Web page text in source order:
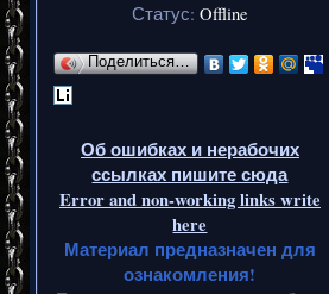
Статус: Offline
Поделиться…
Об ошибках и нерабочих
ссылках пишите сюда
Error and non-working links write
here
Материал предназначен для
ознакомления!